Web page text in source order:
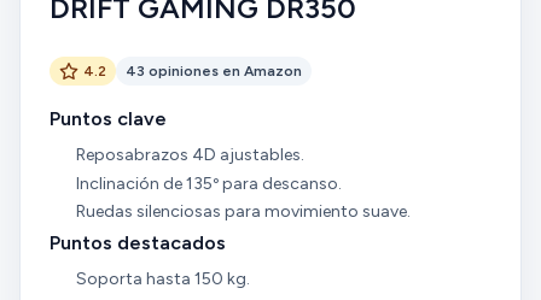
DRIFT GAMING DR350
4.2 43 opiniones en Amazon
Puntos clave
Reposabrazos 4D ajustables.
Inclinación de 135º para descanso.
Ruedas silenciosas para movimiento suave.
Puntos destacados
Soporta hasta 150 kg.